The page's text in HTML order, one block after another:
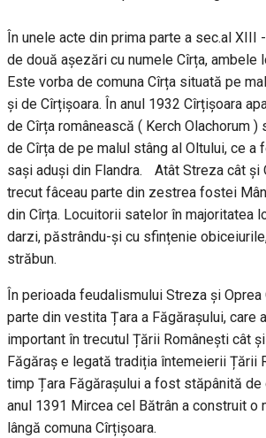
În unele acte din prima parte a sec.al XIII
de două așezări cu numele Cîrța, ambele
Este vorba de comuna Cîrța situată pe
și de Cîrțișoara. În anul 1932 Cîrțișoara
de Cîrța românească ( Kerch Olachorum
de Cîrța de pe malul stâng al Oltului, ce a
sași aduși din Flandra. Atât Streza cât și
trecut fâceau parte din zestrea fostei
din Cîrța. Locuitorii satelor în majoritatea
darzi, păstrându-și cu sfințenie
străbun.
În perioada feudalismului Streza și
parte din vestita Țara a Făgărașului, care
important în trecutul Țării Românești cât
Făgăraș e legată tradiția întemeierii Țării
timp Țara Făgărașului a fost stăpânită de
anul 1391 Mircea cel Bătrân a construit o
lângă comuna Cîrțișoara.